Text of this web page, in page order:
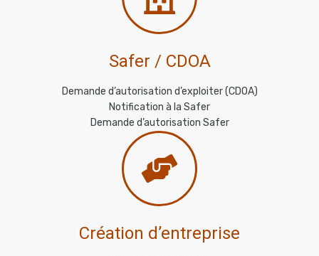
Safer / CDOA
Demande d’autorisation d’exploiter (CDOA)
Notification à la Safer
Demande d’autorisation Safer
Création d’entreprise